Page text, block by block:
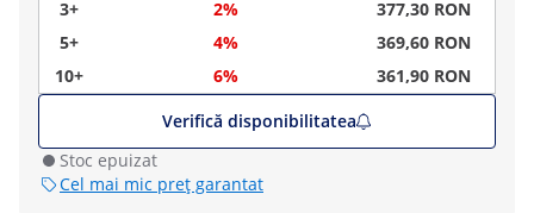
3+
2%
377,30 RON
5+
4%
369,60 RON
10+
6%
361,90 RON
Verifică disponibilitatea
Stoc epuizat
Cel mai mic preț garantat